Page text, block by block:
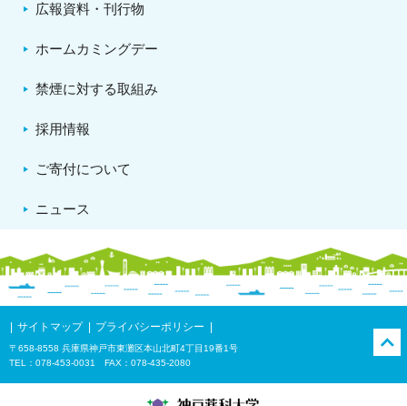
広報資料・刊行物
ホームカミングデー
禁煙に対する取組み
採用情報
ご寄付について
ニュース
サイトマップ プライバシーポリシー
〒658-8558 兵庫県神戸市東灘区本山北町4丁目19番1号
TEL：078-453-0031 FAX：078-435-2080